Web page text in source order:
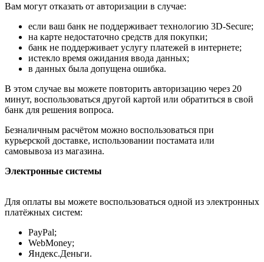
Вам могут отказать от авторизации в случае:
если ваш банк не поддерживает технологию 3D-Secure;
на карте недостаточно средств для покупки;
банк не поддерживает услугу платежей в интернете;
истекло время ожидания ввода данных;
в данных была допущена ошибка.
В этом случае вы можете повторить авторизацию через 20
минут, воспользоваться другой картой или обратиться в свой
банк для решения вопроса.
Безналичным расчётом можно воспользоваться при
курьерской доставке, использовании постамата или
самовывоза из магазина.
Электронные системы
Для оплаты вы можете воспользоваться одной из электронных
платёжных систем:
PayPal;
WebMoney;
Яндекс.Деньги.